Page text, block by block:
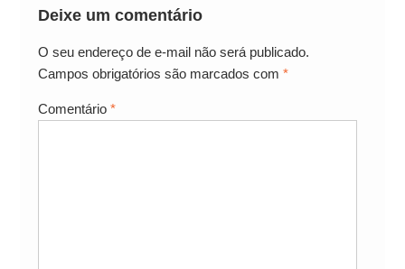
Deixe um comentário
O seu endereço de e-mail não será publicado.
Campos obrigatórios são marcados com *
Comentário *